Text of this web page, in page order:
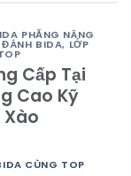
PHĂNG NÂNG
BIDA, LỚP
Cấp Tại
Cao Kỹ
Xào
CÙNG TOP